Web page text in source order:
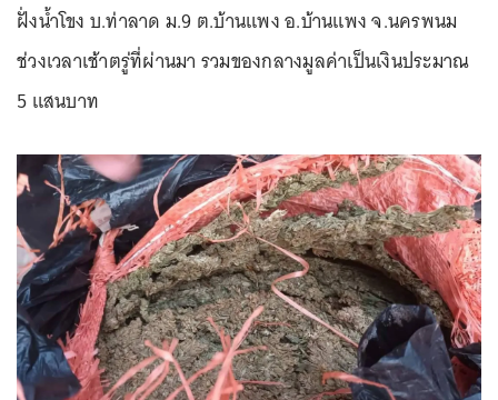
ฝั่งน้ำโขง บ.ท่าลาด ม.9 ต.บ้านแพง อ.บ้านแพง จ.นครพนม
ช่วงเวลาเช้าตรู่ที่ผ่านมา รวมของกลางมูลค่าเป็นเงินประมาณ
5 แสนบาท